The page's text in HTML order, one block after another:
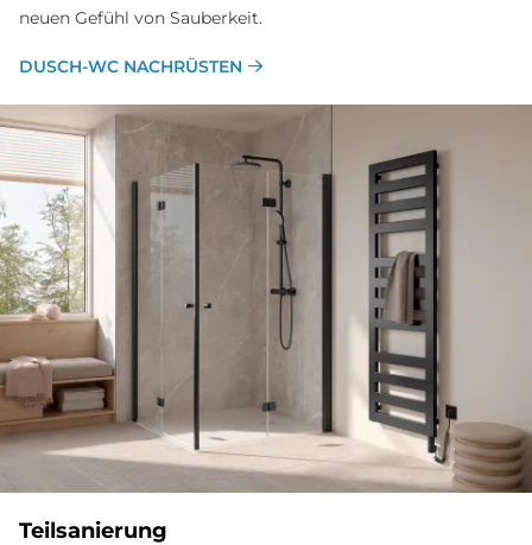
neuen Gefühl von Sauberkeit.
DUSCH-WC NACHRÜSTEN
Teilsanierung